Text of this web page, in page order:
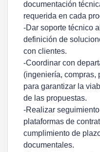
documentación
requerida en cada
-Dar soporte técnico
definición de
con clientes.
-Coordinar con
(ingeniería, compras,
para garantizar la
de las propuestas.
-Realizar
plataformas de
cumplimiento de
documentales.